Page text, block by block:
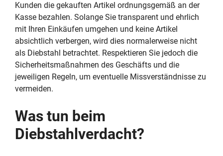
Kunden die gekauften Artikel ordnungsgemäß an der
Kasse bezahlen. Solange Sie transparent und ehrlich
mit Ihren Einkäufen umgehen und keine Artikel
absichtlich verbergen, wird dies normalerweise nicht
als Diebstahl betrachtet. Respektieren Sie jedoch die
Sicherheitsmaßnahmen des Geschäfts und die
jeweiligen Regeln, um eventuelle Missverständnisse zu
vermeiden.
Was tun beim
Diebstahlverdacht?